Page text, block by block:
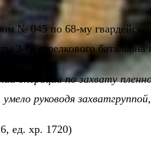
№ 045 по 68-му
3-го стрелкового
операции по захвату
руководя
ед. хр. 1720)